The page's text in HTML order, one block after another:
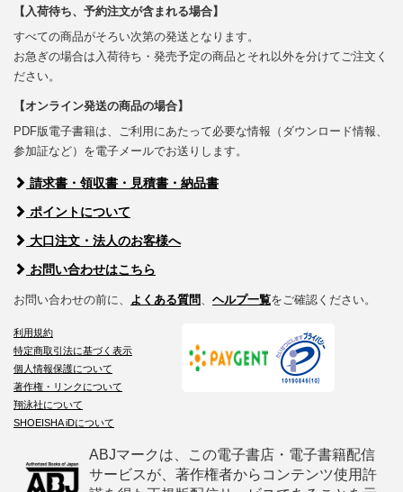
【入荷待ち、予約注文が含まれる場合】
すべての商品がそろい次第の発送となります。
お急ぎの場合は入荷待ち・発売予定の商品とそれ以外を分けてご注文く
ださい。
【オンライン発送の商品の場合】
PDF版電子書籍は、ご利用にあたって必要な情報（ダウンロード情報、
参加証など）を電子メールでお送りします。
請求書・領収書・見積書・納品書
ポイントについて
大口注文・法人のお客様へ
お問い合わせはこちら
お問い合わせの前に、 よくある質問、 ヘルプ一覧をご確認ください。
利用規約
特定商取引法に基づく表示
個人情報保護について
著作権・リンクについて
翔泳社について
SHOEISHA iDについて
ABJマークは、この電子書店・電子書籍配信
サービスが、著作権者からコンテンツ使用許